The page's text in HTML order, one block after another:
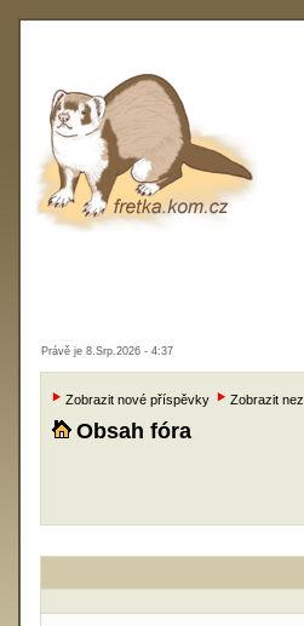
Právě je 8.Srp.2026 - 4:37
Zobrazit nové příspěvky Zobrazit
Obsah fóra